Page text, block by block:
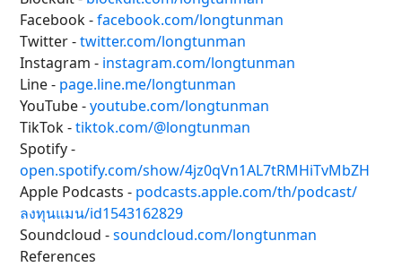
Facebook -facebook.com/longtunman
Twitter -twitter.com/longtunman
Instagram - instagram.com/longtunman
Line - page.line.me/longtunman
YouTube -youtube.com/longtunman
TikTok -tiktok.com/@longtunman
Spotify -
open.spotify.com/show/4jz0qVn1AL7tRMHiTvMbZH
Apple Podcasts - podcasts.apple.com/th/podcast/
ลงทุนแมน/id1543162829
Soundcloud -soundcloud.com/longtunman
References